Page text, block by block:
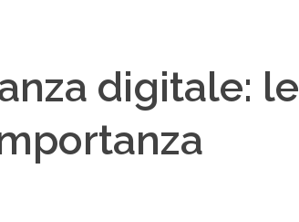
digitale: le